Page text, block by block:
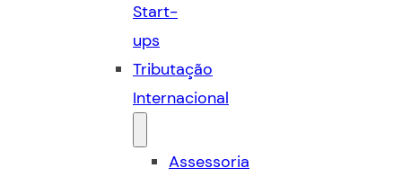
Start-
ups
Tributação
Internacional
Assessoria